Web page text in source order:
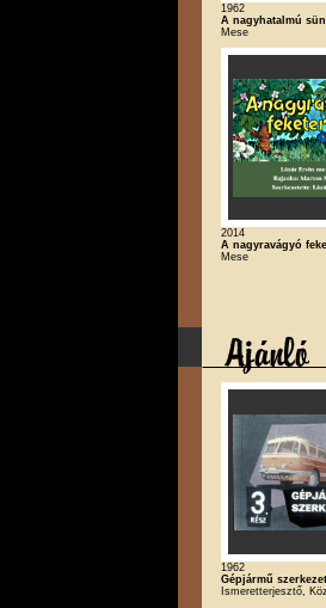
1962
A nagyhatalmú
Mese
2014
A nagyravágyó
Mese
1962
Gépjármű
Ismeretterjesztő,